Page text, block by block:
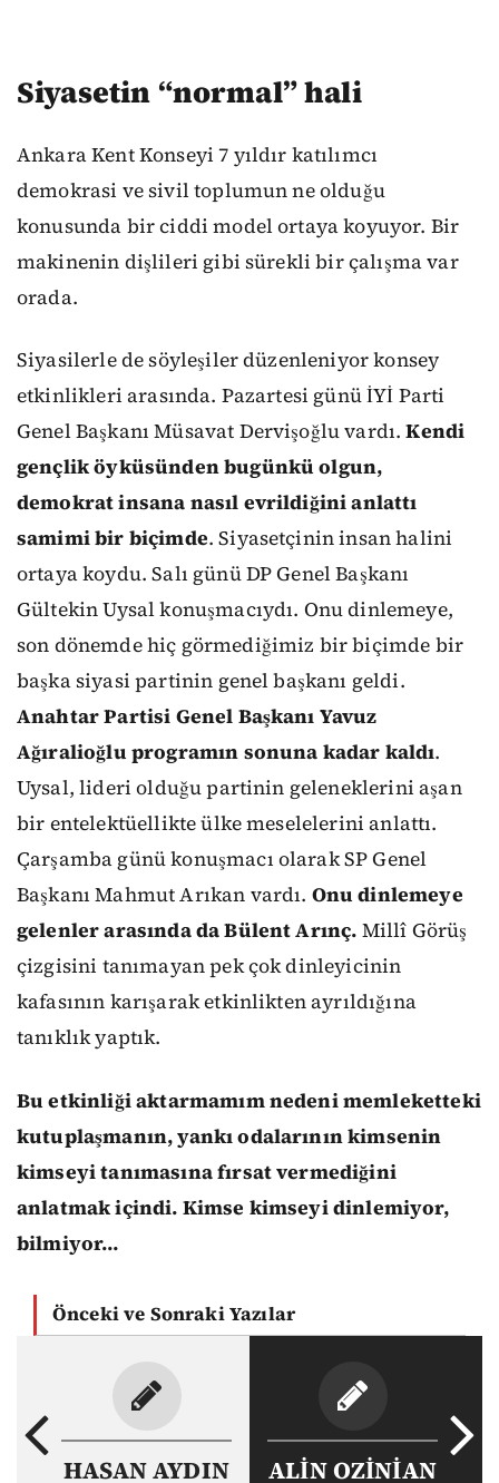
Siyasetin “normal” hali
Ankara Kent Konseyi 7 yıldır katılımcı
demokrasi ve sivil toplumun ne olduğu
konusunda bir ciddi model ortaya koyuyor. Bir
makinenin dişlileri gibi sürekli bir çalışma var
orada.
Siyasilerle de söyleşiler düzenleniyor konsey
etkinlikleri arasında. Pazartesi günü İYİ Parti
Genel Başkanı Müsavat Dervişoğlu vardı.Kendi
gençlik öyküsünden bugünkü olgun,
demokrat insana nasıl evrildiğini anlattı
samimi bir biçimde. Siyasetçinin insan halini
ortaya koydu. Salı günü DP Genel Başkanı
Gültekin Uysal konuşmacıydı. Onu dinlemeye,
son dönemde hiç görmediğimiz bir biçimde bir
başka siyasi partinin genel başkanı geldi.
Anahtar Partisi Genel Başkanı Yavuz
Ağıralioğlu programın sonuna kadar kaldı.
Uysal, lideri olduğu partinin geleneklerini aşan
bir entelektüellikte ülke meselelerini anlattı.
Çarşamba günü konuşmacı olarak SP Genel
Başkanı Mahmut Arıkan vardı. Onu dinlemeye
gelenler arasında da Bülent Arınç. Millî Görüş
çizgisini tanımayan pek çok dinleyicinin
kafasının karışarak etkinlikten ayrıldığına
tanıklık yaptık.
Bu etkinliği aktarmamım nedeni memleketteki
kutuplaşmanın, yankı odalarının kimsenin
kimseyi tanımasına fırsat vermediğini
anlatmak içindi. Kimse kimseyi dinlemiyor,
bilmiyor…
Önceki ve Sonraki Yazılar
HASAN AYDIN ALİN OZİNİAN